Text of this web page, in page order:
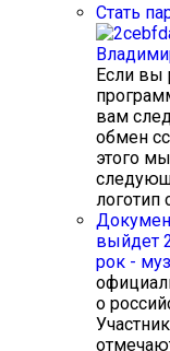
Стать
Если вы
вам
обмен
этого
логотип
выйдет
рок -
о